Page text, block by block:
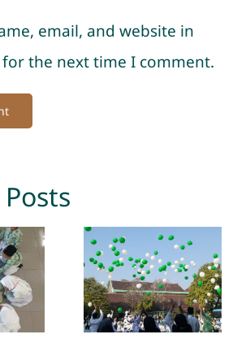
email, and website in
the next time I comment.